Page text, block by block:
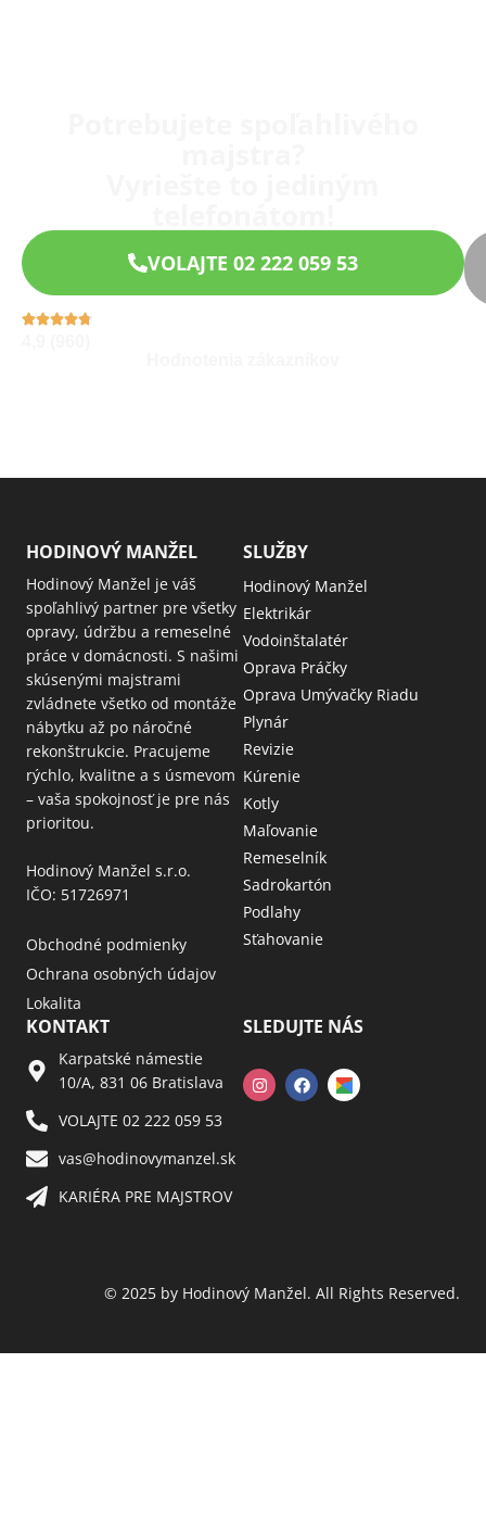
VOLAJTE 02 222 059 53
HODINOVÝ MANŽEL
Hodinový Manžel je váš
spoľahlivý partner pre všetky
opravy, údržbu a remeselné
práce v domácnosti. S našimi
skúsenými majstrami
zvládnete všetko od montáže
nábytku až po náročné
rekonštrukcie. Pracujeme
rýchlo, kvalitne a s úsmevom
– vaša spokojnosť je pre nás
prioritou.
Hodinový Manžel s.r.o.
IČO: 51726971
Obchodné podmienky
Ochrana osobných údajov
Lokalita
SLUŽBY
Hodinový Manžel
Elektrikár
Vodoinštalatér
Oprava Práčky
Oprava Umývačky Riadu
Plynár
Revizie
Kúrenie
Kotly
Maľovanie
Remeselník
Sadrokartón
Podlahy
Sťahovanie
KONTAKT
Karpatské námestie
10/A, 831 06 Bratislava
VOLAJTE 02 222 059 53​
vas@hodinovymanzel.sk​
KARIÉRA PRE MAJSTROV​
SLEDUJTE NÁS
© 2025 by Hodinový Manžel. All Rights Reserved.